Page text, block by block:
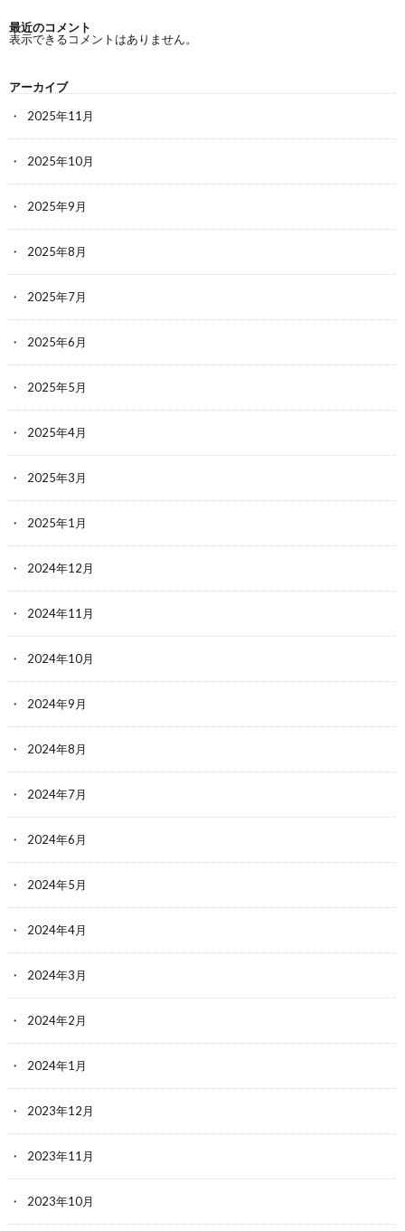
最近のコメント
表示できるコメントはありません。
アーカイブ
2025年11月
2025年10月
2025年9月
2025年8月
2025年7月
2025年6月
2025年5月
2025年4月
2025年3月
2025年1月
2024年12月
2024年11月
2024年10月
2024年9月
2024年8月
2024年7月
2024年6月
2024年5月
2024年4月
2024年3月
2024年2月
2024年1月
2023年12月
2023年11月
2023年10月